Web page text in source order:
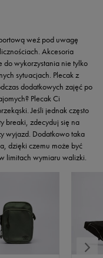
weź pod uwagę
Akcesoria
wykorzystania nie tylko
sytuacjach. Plecak z
dodatkowych zajęć po
Plecak Ci
Jeśli jednak często
breaki, zdecyduj się na
wyjazd. Dodatkowo taka
dzięki czemu może być
limitach wymiaru walizki.